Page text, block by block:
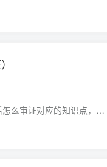
么审证对应的知识点，希